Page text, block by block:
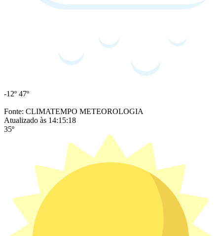
-12º 47º
Fonte: CLIMATEMPO METEOROLOGIA
Atualizado às 14:15:18
35º